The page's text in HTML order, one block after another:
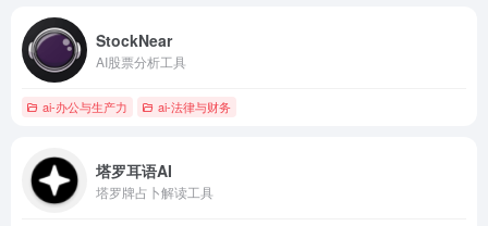
StockNear
AI股票分析工具
ai-办公与生产力 ai-法律与财务
塔罗耳语AI
塔罗牌占卜解读工具